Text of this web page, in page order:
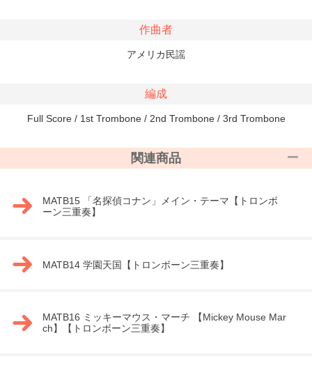
作曲者
アメリカ民謡
編成
Full Score / 1st Trombone / 2nd Trombone / 3rd Trombone
関連商品
MATB15 「名探偵コナン」メイン・テーマ【トロンボ
ーン三重奏】
MATB14 学園天国【トロンボーン三重奏】
MATB16 ミッキーマウス・マーチ 【Mickey Mouse Mar
ch】【トロンボーン三重奏】